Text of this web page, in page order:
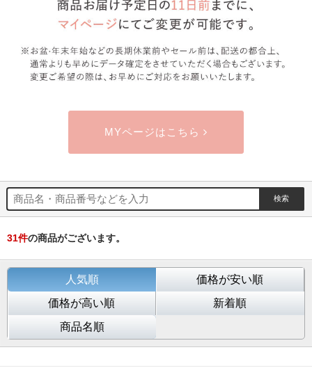
MYページはこちら
31件の商品がございます。
人気順
価格が安い順
価格が高い順
新着順
商品名順